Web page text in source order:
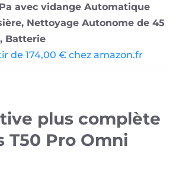
avec vidange Automatique
Nettoyage Autonome de 45
Batterie
de 174,00 € chez amazon.fr
plus complète
T50 Pro Omni